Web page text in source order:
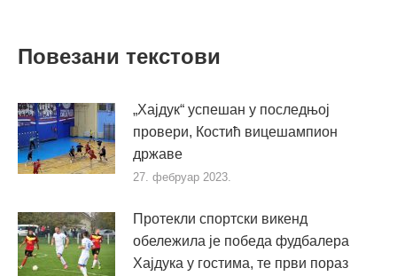
Повезани текстови
„Хајдук“ успешан у последњој
провери, Костић вицешампион
државе
27. фебруар 2023.
Протекли спортски викенд
обележила је победа фудбалера
Хајдука у гостима, те први пораз